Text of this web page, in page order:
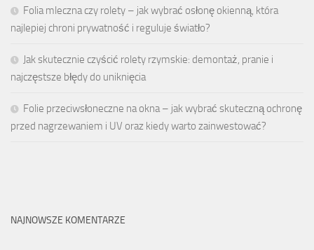
Folia mleczna czy rolety – jak wybrać osłonę okienną, która
najlepiej chroni prywatność i reguluje światło?
Jak skutecznie czyścić rolety rzymskie: demontaż, pranie i
najczęstsze błędy do uniknięcia
Folie przeciwsłoneczne na okna – jak wybrać skuteczną ochronę
przed nagrzewaniem i UV oraz kiedy warto zainwestować?
NAJNOWSZE KOMENTARZE